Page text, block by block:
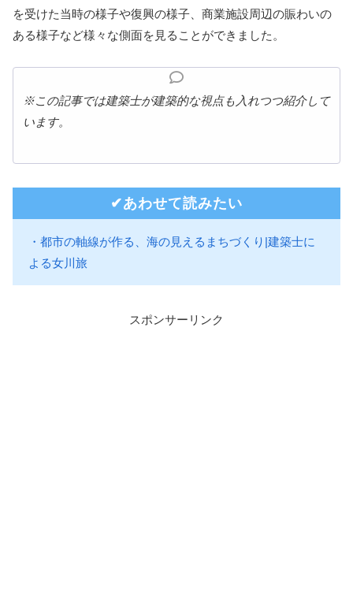
を受けた当時の様子や復興の様子、商業施設周辺の賑わいの
ある様子など様々な側面を見ることができました。
※この記事では建築士が建築的な視点も入れつつ紹介して
います。
✔︎あわせて読みたい
・都市の軸線が作る、海の見えるまちづくり|建築士に
よる女川旅
スポンサーリンク